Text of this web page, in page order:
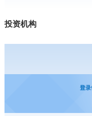
投资机构